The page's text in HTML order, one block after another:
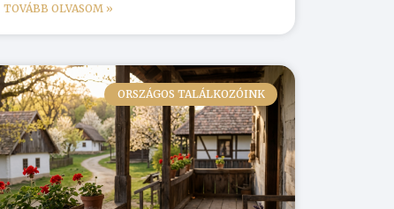
TOVÁBB OLVASOM »
ORSZÁGOS TALÁLKOZÓINK